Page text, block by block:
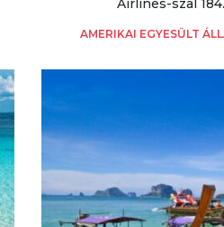
Airlines-szal
AMERIKAI EGYESÜLT